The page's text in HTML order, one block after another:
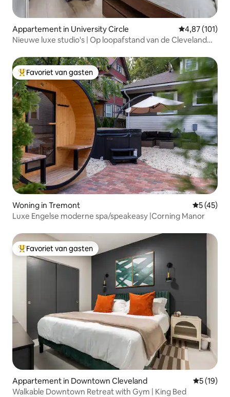
Appartement in University Circle Gemiddelde
4,87 (101)
Nieuwe luxe studio's | Op loopafstand van de Cleveland
Topfavoriet van gasten
Favoriet van gasten
Woning in Tremont
5 (45)
Luxe Engelse moderne spa/speakeasy |Corning Manor
Topfavoriet van gasten
Favoriet van gasten
Appartement in Downtown Cleveland
5 (19)
Walkable Downtown Retreat with Gym | King Bed